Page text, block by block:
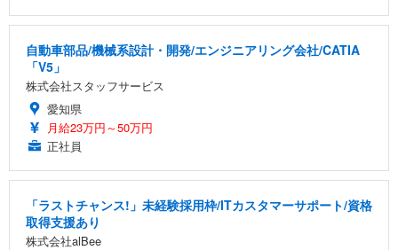
自動車部品/機械系設計・開発/エンジニアリング会社/CATIA
「V5」
株式会社スタッフサービス
愛知県
月給23万円～50万円
正社員
「ラストチャンス!」未経験採用枠/ITカスタマーサポート/資格
取得支援あり
株式会社alBee